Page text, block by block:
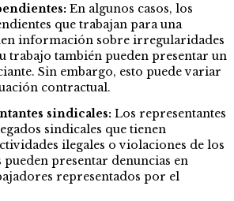
En algunos casos, los
que trabajan para una
información sobre irregularidades
trabajo también pueden presentar un
Sin embargo, esto puede variar
contractual.
sindicales: Los representantes
sindicales que tienen
ilegales o violaciones de los
presentar denuncias en
representados por el